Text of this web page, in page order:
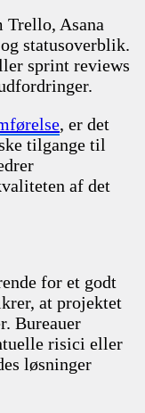
Trello, Asana
statusoverblik.
sprint reviews
, er det
tilgange til
af det
for et godt
at projektet
Bureauer
risici eller
løsninger